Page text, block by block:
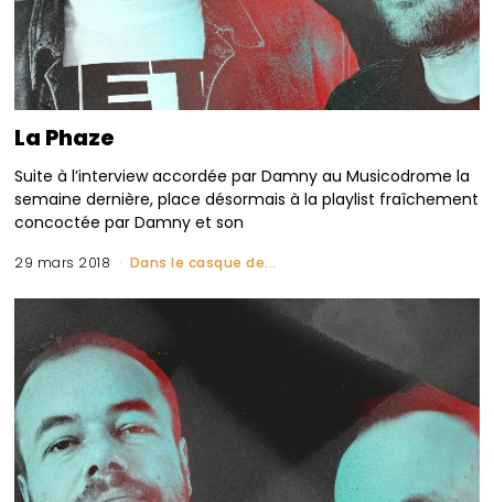
La Phaze
Suite à l’interview accordée par Damny au Musicodrome la
semaine dernière, place désormais à la playlist fraîchement
concoctée par Damny et son
29 mars 2018 Dans le casque de...